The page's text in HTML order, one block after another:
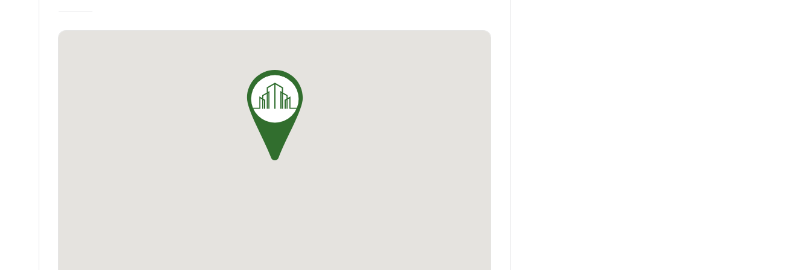
pensé et aménagé pour optimiser l'espace, la luminosité et la qualité de vie des habitants.
et salle d'eau privative, ou encore de cuisines ouvertes ou fermées à partir du 3 pièces.